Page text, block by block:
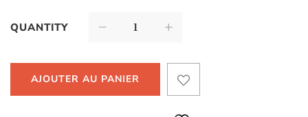
QUANTITY
AJOUTER AU PANIER